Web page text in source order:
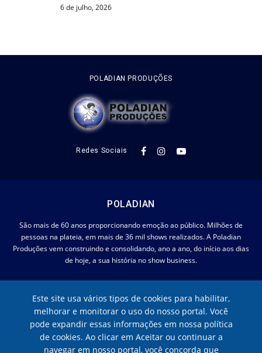
6 de julho, 2026
Este site usa vários tipos de cookies para habilitar,
melhorar e monitorar o uso do nosso portal. Você
pode expandir essas informações em nossa política
de cookies. Ao clicar em Aceitar ou continuar a
navegar em nosso portal, você concorda que
POLADIAN PRODUÇÕES
Redes Sociais
POLADIAN
São mais de 60 anos proporcionando emoção ao público. Milhões de
pessoas na plateia, em mais de 36 mil shows realizados. A Poladian
Produções vem construindo e consolidando, ano a ano, do início aos dias
de hoje, a sua história no show business.